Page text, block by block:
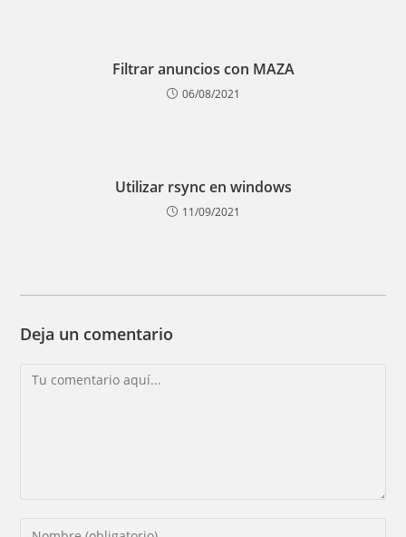
Filtrar anuncios con MAZA
06/08/2021
Utilizar rsync en windows
11/09/2021
Deja un comentario
Comentario
Introducí